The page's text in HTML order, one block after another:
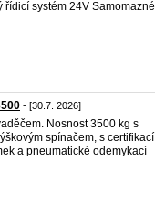
systém 24V Samomazné
- [30.7. 2026]
Nosnost 3500 kg s
spínačem, s certifikací
a pneumatické odemykací